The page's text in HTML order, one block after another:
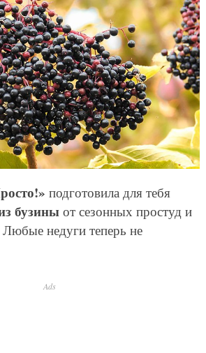
подготовила для тебя
бузиныот сезонных простуд и
недуги теперь не
Ads